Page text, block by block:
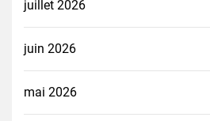
juillet 2026
juin 2026
mai 2026